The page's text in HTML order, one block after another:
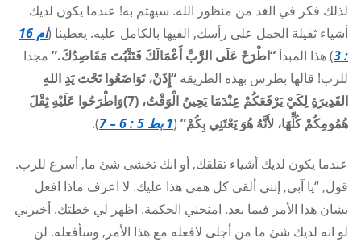
لذلك فكر في الغد من منظور الله. سيهتم به! عندما يكون لديك
أشياء ثقيلة الحمل على رأسك, القيها بالكامل عليه. يعطينا (
ام 16
: 3
) هذا المبدأ “اطْرَحْ عَلَى الرَّبِّ أَعْمَالَكَ فَتَثْبُتَ مَقَاصِدُكَ.” مجدا
للرب! قالها بطرس بهذه الطريقة “إِذَنْ، تَوَاضَعُوا تَحْتَ يَدِ اللهِ
القَدِيرَةِ لِكَيْ يَرْفَعَكُمْ عِنْدَمَا يَحِينُ الْوَقْتُ، (7)وَاطْرَحُوا عَلَيْهِ ثِقْلَ
هُمُومِكُمْ كُلِّهَا، لأَنَّهُ هُوَ يَعْتَنِي بِكُمْ” (
1 بط 5 : 6 – 7 ).
عندما يكون لديك أشياء تقلقك, أو انك تخشى شئ ما, أسرع للرب.
قول, “يا آبي, إنني ألقى كل همي هذا عليك. لا اعرف ماذا افعل
بشان هذا الأمر فيما بعد. امنحني الحكمة. اظهر لي خطتك. أخبرني
لو انه لديك شئ ما من أجلى لافعله مع هذا الأمر, وسأفعله. لن